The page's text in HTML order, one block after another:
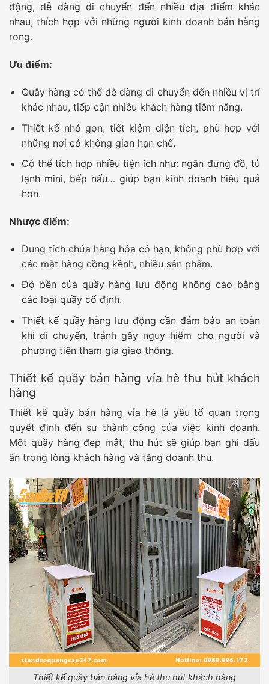
động, dễ dàng di chuyển đến nhiều địa điểm khác
nhau, thích hợp với những người kinh doanh bán hàng
rong.
Ưu điểm:
Quầy hàng có thể dễ dàng di chuyển đến nhiều vị trí
khác nhau, tiếp cận nhiều khách hàng tiềm năng.
Thiết kế nhỏ gọn, tiết kiệm diện tích, phù hợp với
những nơi có không gian hạn chế.
Có thể tích hợp nhiều tiện ích như: ngăn đựng đồ, tủ
lạnh mini, bếp nấu… giúp bạn kinh doanh hiệu quả
hơn.
Nhược điểm:
Dung tích chứa hàng hóa có hạn, không phù hợp với
các mặt hàng cồng kềnh, nhiều sản phẩm.
Độ bền của quầy hàng lưu động không cao bằng
các loại quầy cố định.
Thiết kế quầy hàng lưu động cần đảm bảo an toàn
khi di chuyển, tránh gây nguy hiểm cho người và
phương tiện tham gia giao thông.
Thiết kế quầy bán hàng vỉa hè thu hút khách
hàng
Thiết kế quầy bán hàng vỉa hè là yếu tố quan trọng
quyết định đến sự thành công của việc kinh doanh.
Một quầy hàng đẹp mắt, thu hút sẽ giúp bạn ghi dấu
ấn trong lòng khách hàng và tăng doanh thu.
Thiết kế quầy bán hàng vỉa hè thu hút khách hàng